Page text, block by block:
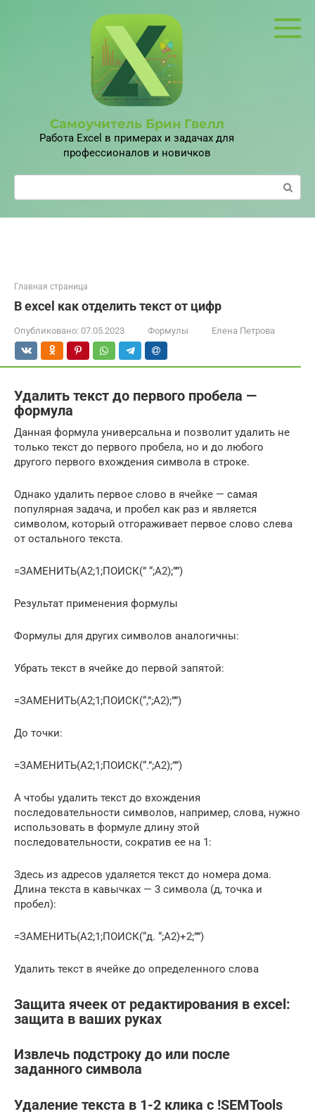
Самоучитель Брин Гвелл
Работа Excel в примерах и задачах для
профессионалов и новичков
Поиск:
Главная страница
В excel как отделить текст от цифр
Опубликовано: 07.05.2023 Формулы Елена Петрова
Удалить текст до первого пробела —
формула
Данная формула универсальна и позволит удалить не
только текст до первого пробела, но и до любого
другого первого вхождения символа в строке.
Однако удалить первое слово в ячейке — самая
популярная задача, и пробел как раз и является
символом, который отгораживает первое слово слева
от остального текста.
=ЗАМЕНИТЬ(A2;1;ПОИСК(” “;A2);””)
Результат применения формулы
Формулы для других символов аналогичны:
Убрать текст в ячейке до первой запятой:
=ЗАМЕНИТЬ(A2;1;ПОИСК(“,”;A2);””)
До точки:
=ЗАМЕНИТЬ(A2;1;ПОИСК(“.”;A2);””)
А чтобы удалить текст до вхождения
последовательности символов, например, слова, нужно
использовать в формуле длину этой
последовательности, сократив ее на 1:
Здесь из адресов удаляется текст до номера дома.
Длина текста в кавычках — 3 символа (д, точка и
пробел):
=ЗАМЕНИТЬ(A2;1;ПОИСК(“д. “;A2)+2;””)
Удалить текст в ячейке до определенного слова
Защита ячеек от редактирования в excel:
защита в ваших руках
Извлечь подстроку до или после
заданного символа
Удаление текста в 1-2 клика с !SEMTools